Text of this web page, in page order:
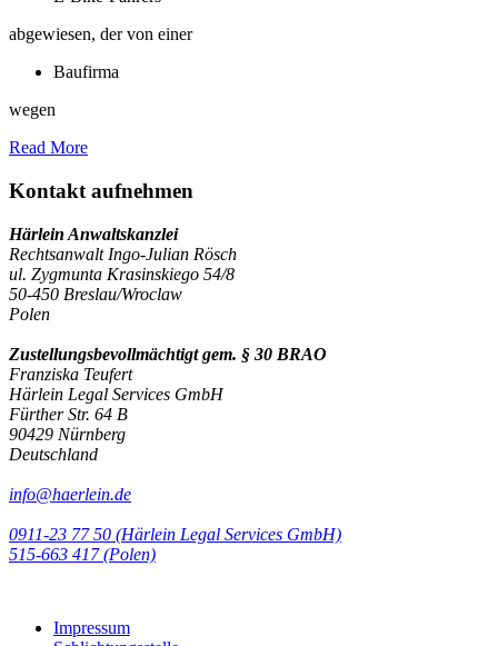
abgewiesen, der von einer
Baufirma
wegen
Read More
Kontakt aufnehmen
Härlein Anwaltskanzlei
Rechtsanwalt Ingo-Julian Rösch
ul. Zygmunta Krasinskiego 54/8
50-450 Breslau/Wroclaw
Polen
Zustellungsbevollmächtigt gem. § 30 BRAO
Franziska Teufert
Härlein Legal Services GmbH
Fürther Str. 64 B
90429 Nürnberg
Deutschland
info@haerlein.de
0911-23 77 50 (Härlein Legal Services GmbH)
‭515-663 417 (Polen)‬‬‬
Impressum